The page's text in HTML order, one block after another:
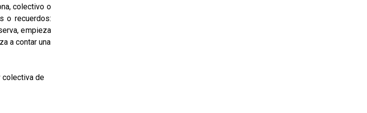
colectivo o
o recuerdos:
empieza
a contar una
colectiva de